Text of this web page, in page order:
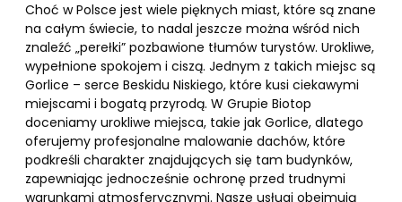
Choć w Polsce jest wiele pięknych miast, które są znane
na całym świecie, to nadal jeszcze można wśród nich
znaleźć „perełki” pozbawione tłumów turystów. Urokliwe,
wypełnione spokojem i ciszą. Jednym z takich miejsc są
Gorlice – serce Beskidu Niskiego, które kusi ciekawymi
miejscami i bogatą przyrodą. W Grupie Biotop
doceniamy urokliwe miejsca, takie jak Gorlice, dlatego
oferujemy profesjonalne malowanie dachów, które
podkreśli charakter znajdujących się tam budynków,
zapewniając jednocześnie ochronę przed trudnymi
warunkami atmosferycznymi. Nasze usługi obejmują